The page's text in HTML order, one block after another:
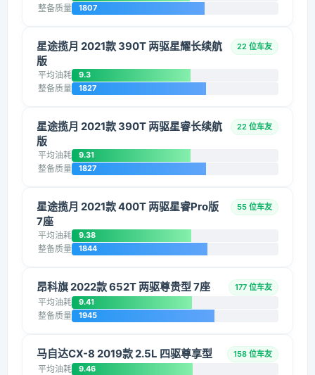
整备质量 1807
星途揽月 2021款 390T 两驱星耀长续航
版
22 位车友
平均油耗 9.3
整备质量 1827
星途揽月 2021款 390T 两驱星睿长续航
版
22 位车友
平均油耗 9.31
整备质量 1827
星途揽月 2021款 400T 两驱星睿Pro版
7座
55 位车友
平均油耗 9.38
整备质量 1844
昂科旗 2022款 652T 两驱尊贵型 7座 177 位车友
平均油耗 9.41
整备质量 1945
马自达CX-8 2019款 2.5L 四驱尊享型 158 位车友
平均油耗 9.46